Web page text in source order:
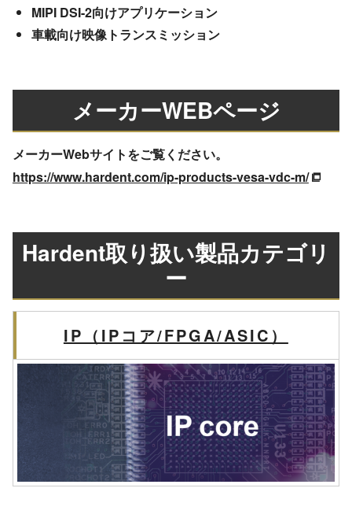
MIPI DSI-2向けアプリケーション
車載向け映像トランスミッション
メーカーWEBページ
メーカーWebサイトをご覧ください。
https://www.hardent.com/ip-products-vesa-vdc-m/
Hardent取り扱い製品カテゴリ
ー
IP（IPコア/FPGA/ASIC）